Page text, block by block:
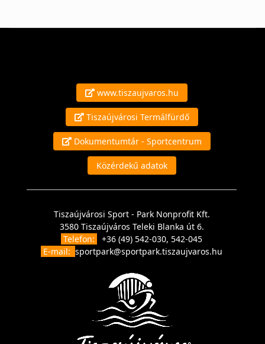
www.tiszaujvaros.hu
Tiszaújvárosi Termálfürdő
Dokumentumtár - Sportcentrum
Közérdekű adatok
Tiszaújvárosi Sport - Park Nonprofit Kft.
3580 Tiszaújváros Teleki Blanka út 6.
Telefon:
+36 (49) 542-030, 542-045
E-mail: sportpark@sportpark.tiszaujvaros.hu